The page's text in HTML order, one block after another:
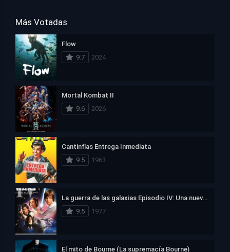
Más Votadas
Flow
9.7
2024
Mortal Kombat II
9.6
2026
Cantinflas Entrega Inmediata
9.5
1963
La guerra de las galaxias Episodio IV: Una nueva esperanza
9.5
1977
El mito de Bourne (La supremacía Bourne)